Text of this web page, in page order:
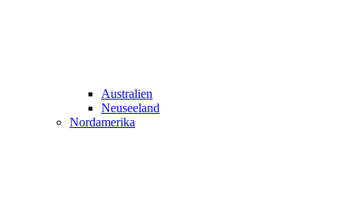
Australien
Neuseeland
Nordamerika